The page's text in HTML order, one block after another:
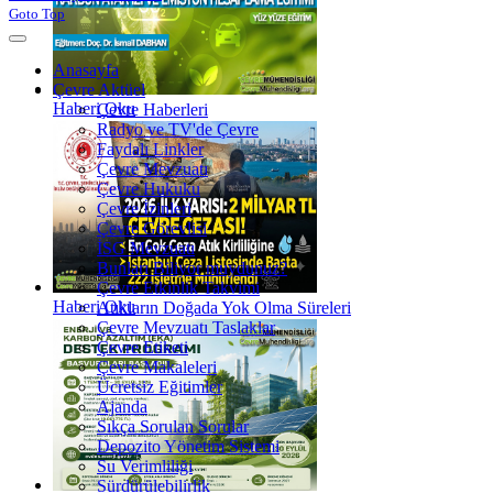
Haberi Oku
Haberi Oku
Goto Top
Anasayfa
Çevre Aktüel
Çevre Haberleri
Radyo ve TV'de Çevre
Faydalı Linkler
Çevre Mevzuatı
Çevre Hukuku
Çevre İzinleri
Çevre Görevlisi
İSG Mevzuatı
Bunları Biliyor muydunuz?
Çevre Etkinlik Takvimi
Atıkların Doğada Yok Olma Süreleri
Çevre Mevzuatı Taslaklar
Çevre Etiketi
Çevre Makaleleri
Ücretsiz Eğitimler
Ajanda
Sıkça Sorulan Sorular
Depozito Yönetim Sistemi
Su Verimliliği
Sürdürülebilirlik